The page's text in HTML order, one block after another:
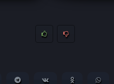
ссылку
Поделиться в Telegram
Поделиться